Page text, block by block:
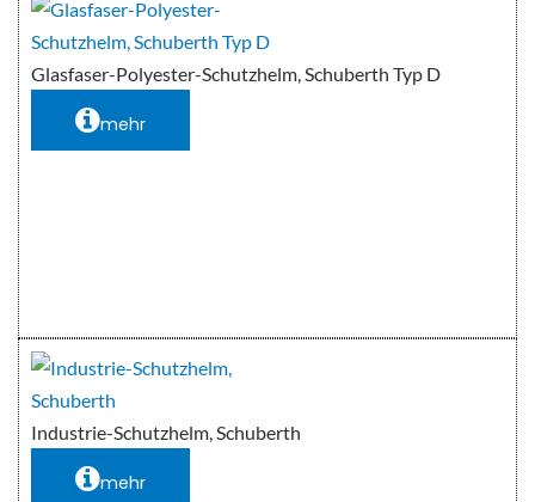
Glasfaser-Polyester-Schutzhelm, Schuberth Typ D
mehr
Industrie-Schutzhelm, Schuberth
mehr